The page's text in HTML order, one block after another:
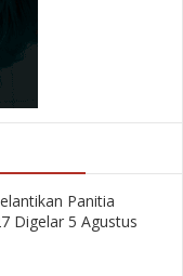
Panitia
Digelar 5 Agustus